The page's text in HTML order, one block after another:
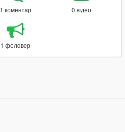
1 коментар 0 відео
1 фоловер